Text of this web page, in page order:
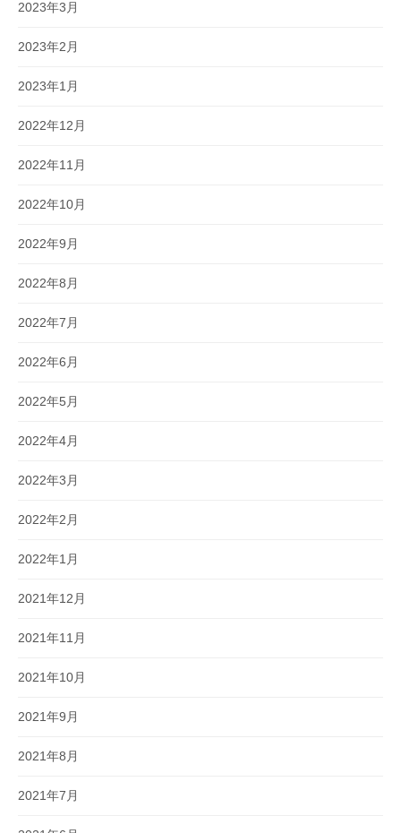
2023年3月
2023年2月
2023年1月
2022年12月
2022年11月
2022年10月
2022年9月
2022年8月
2022年7月
2022年6月
2022年5月
2022年4月
2022年3月
2022年2月
2022年1月
2021年12月
2021年11月
2021年10月
2021年9月
2021年8月
2021年7月